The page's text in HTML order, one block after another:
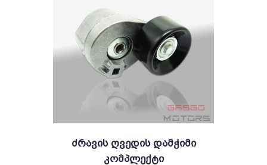
Ძრავის Ღვედის Დამჭიმი
Კომპლექტი